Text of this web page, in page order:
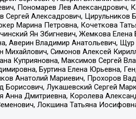
Пономарев Лев Александрович,
Алексадрович,
Марина Петровна, Кочеткова
Ян Збигневич, Жемкова
Аверин Владимир Анатольевич,
Симонов Алексей
Куприяновна, Максимов Сергей
Буртина Елена Юрьевна,
Анатолий Мариевич, Прохоров
Борисович, Лукашевский Сергей
Дмитриевна, Королева
Локшина Татьяна